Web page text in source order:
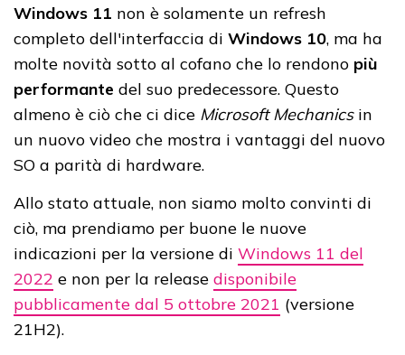
Windows 11 non è solamente un refresh
completo dell'interfaccia di Windows 10, ma ha
molte novità sotto al cofano che lo rendono più
performante del suo predecessore. Questo
almeno è ciò che ci dice Microsoft Mechanicsin
un nuovo video che mostra i vantaggi del nuovo
SO a parità di hardware.
Allo stato attuale, non siamo molto convinti di
ciò, ma prendiamo per buone le nuove
indicazioni per la versione di Windows 11 del
2022 e non per la release disponibile
pubblicamente dal 5 ottobre 2021 (versione
21H2).